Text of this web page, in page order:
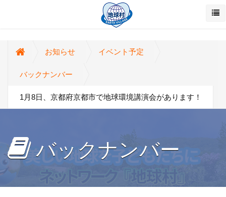
お知らせ イベント予定
バックナンバー
1月8日、京都府京都市で地球環境講演会があります！
バックナンバー